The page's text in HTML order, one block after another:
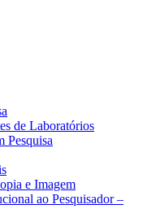
de Laboratórios
Pesquisa
e Imagem
ao Pesquisador –